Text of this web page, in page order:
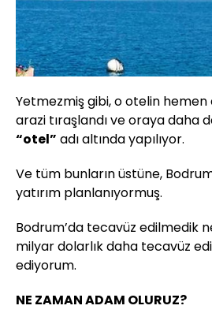
Yetmezmiş gibi, o otelin hemen
arazi tıraşlandı ve oraya daha
“otel” adı altında yapılıyor.
Ve tüm bunların üstüne,
yatırım planlanıyormuş.
Bodrum’da tecavüz edilmedik
milyar dolarlık daha tecavüz
ediyorum.
NE ZAMAN ADAM OLURUZ?